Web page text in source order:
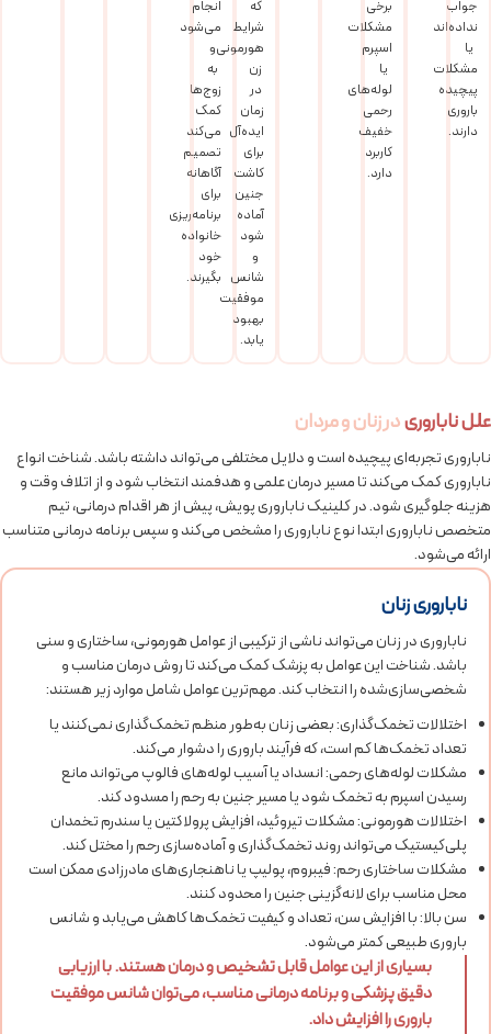
جواب
نداده‌اند
یا
مشکلات
پیچیده
باروری
دارند.
برخی
مشکلات
اسپرم
یا
لوله‌های
رحمی
خفیف
کاربرد
دارد.
که
شرایط
هورمونی
زن
در
زمان
ایده‌آل
برای
کاشت
جنین
آماده
شود
و
شانس
موفقیت
بهبود
یابد.
انجام
می‌شود
و
به
زوج‌ها
کمک
می‌کند
تصمیم
آگاهانه
برای
برنامه‌ریزی
خانواده
خود
بگیرند.
علل ناباروریدر زنان و مردان
ناباروری تجربه‌ای پیچیده است و دلایل مختلفی می‌تواند داشته باشد. شناخت انواع
ناباروری کمک می‌کند تا مسیر درمان علمی و هدفمند انتخاب شود و از اتلاف وقت و
هزینه جلوگیری شود. در کلینیک ناباروری پویش، پیش از هر اقدام درمانی، تیم
متخصص ناباروری ابتدا نوع ناباروری را مشخص می‌کند و سپس برنامه درمانی متناسب
ارائه می‌شود.
ناباروری زنان
ناباروری در زنان می‌تواند ناشی از ترکیبی از عوامل هورمونی، ساختاری و سنی
باشد. شناخت این عوامل به پزشک کمک می‌کند تا روش درمان مناسب و
شخصی‌سازی‌شده را انتخاب کند. مهم‌ترین عوامل شامل موارد زیر هستند:
اختلالات تخمک‌گذاری: بعضی زنان به‌طور منظم تخمک‌گذاری نمی‌کنند یا
تعداد تخمک‌ها کم است، که فرآیند باروری را دشوار می‌کند.
مشکلات لوله‌های رحمی: انسداد یا آسیب لوله‌های فالوپ می‌تواند مانع
رسیدن اسپرم به تخمک شود یا مسیر جنین به رحم را مسدود کند.
اختلالات هورمونی: مشکلات تیروئید، افزایش پرولاکتین یا سندرم تخمدان
پلی‌کیستیک می‌تواند روند تخمک‌گذاری و آماده‌سازی رحم را مختل کند.
مشکلات ساختاری رحم: فیبروم، پولیپ یا ناهنجاری‌های مادرزادی ممکن است
محل مناسب برای لانه‌گزینی جنین را محدود کنند.
سن بالا: با افزایش سن، تعداد و کیفیت تخمک‌ها کاهش می‌یابد و شانس
باروری طبیعی کمتر می‌شود.
بسیاری از این عوامل قابل تشخیص و درمان هستند. با ارزیابی
دقیق پزشکی و برنامه درمانی مناسب، می‌توان شانس موفقیت
باروری را افزایش داد.